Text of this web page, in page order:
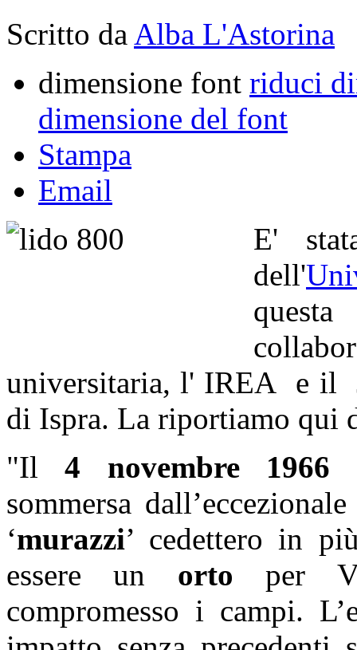
Scritto da Alba L'Astorina
dimensione font riduci
dimensione del font
Stampa
Email
E'
dell'
universitaria, l' IREA e il
di Ispra. La riportiamo qui
"Il 4 novembre 1966
sommersa
‘murazzi’ cedettero in
essere un ortoper
compromesso i campi.